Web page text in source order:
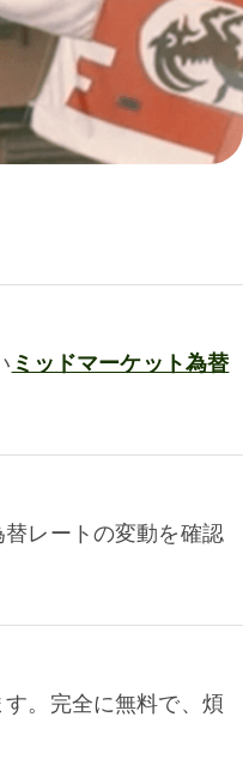
ミッドマーケット為替
レートの変動を確認
。完全に無料で、煩